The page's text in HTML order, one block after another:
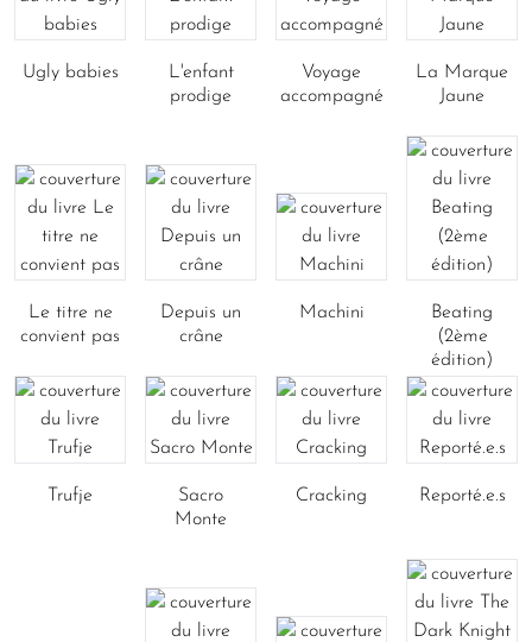
Ugly babies
L'enfant
prodige
Voyage
accompagné
La Marque
Jaune
Le titre ne
convient pas
Depuis un
crâne
Machini
Beating
(2ème
édition)
Trufje
Sacro
Monte
Cracking Reporté.e.s